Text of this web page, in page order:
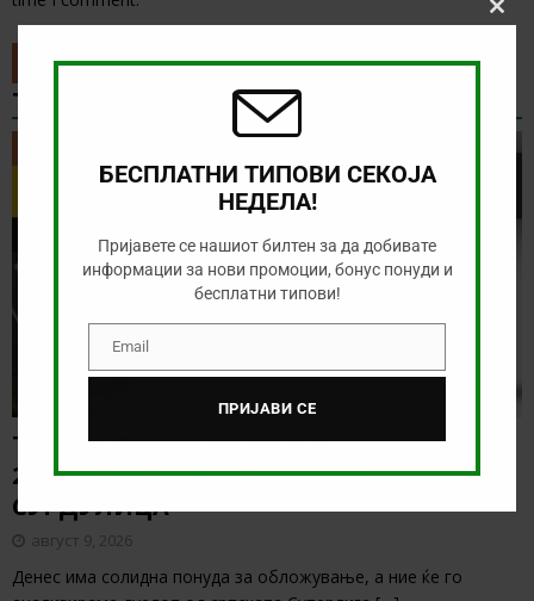
ТИП НА ДЕНОТ
ТИП НА ДЕНОТ (09.08.2026,
20:00) ВОЈВОДИНА – РАДНИК
СУРДУЛИЦА
август 9, 2026
Денес има солидна понуда за обложување, а ние ќе го
БЕСПЛАТНИ ТИПОВИ СЕКОЈА
НЕДЕЛА!
Пријавете се нашиот билтен за да добивате
информации за нови промоции, бонус понуди и
бесплатни типови!
EmailEmail
ПРИЈАВИ СЕ